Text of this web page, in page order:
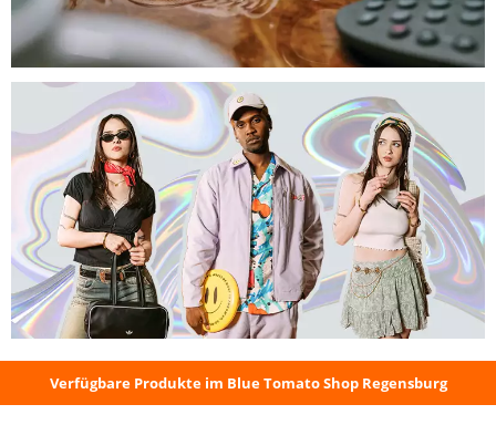
Verfügbare Produkte im Blue Tomato Shop Regensburg